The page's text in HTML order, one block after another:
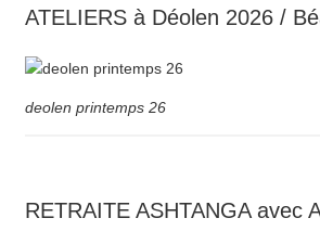
ATELIERS à Déolen 2026 /
deolen printemps 26
RETRAITE ASHTANGA avec